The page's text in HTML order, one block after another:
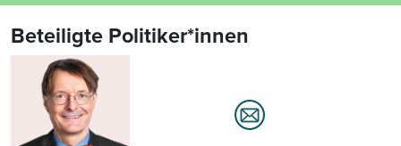
Beteiligte Politiker*innen